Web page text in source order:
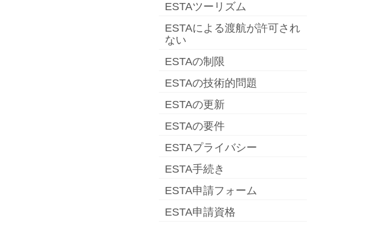
ESTAツーリズム
ESTAによる渡航が許可され
ない
ESTAの制限
ESTAの技術的問題
ESTAの更新
ESTAの要件
ESTAプライバシー
ESTA手続き
ESTA申請フォーム
ESTA申請資格